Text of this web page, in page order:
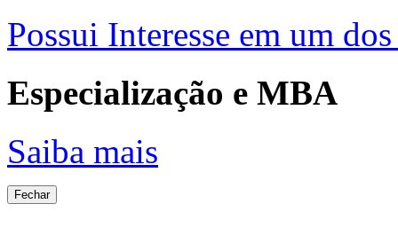
Possui Interesse em um
Especialização e MBA
Saiba mais
Fechar